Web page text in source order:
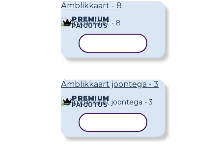
Ämblikkaart - 8
PREMIUM
PAIGUTUS
Ämblikkaart joontega - 3
PREMIUM
PAIGUTUS